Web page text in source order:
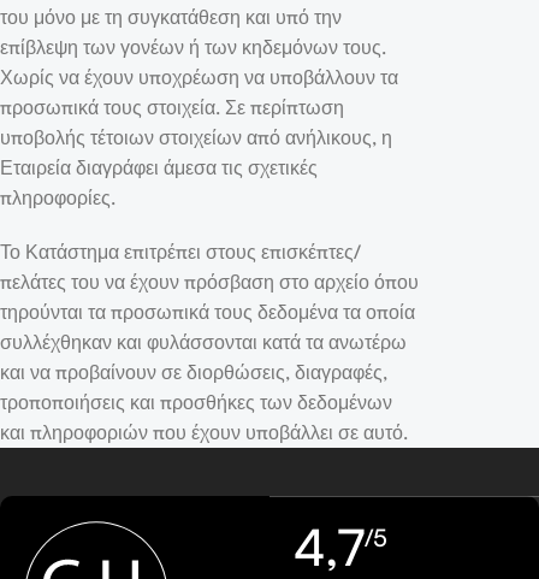
του μόνο με τη συγκατάθεση και υπό την
επίβλεψη των γονέων ή των κηδεμόνων τους.
Χωρίς να έχουν υποχρέωση να υποβάλλουν τα
προσωπικά τους στοιχεία. Σε περίπτωση
υποβολής τέτοιων στοιχείων από ανήλικους, η
Εταιρεία διαγράφει άμεσα τις σχετικές
πληροφορίες.
Το Κατάστημα επιτρέπει στους επισκέπτες/
πελάτες του να έχουν πρόσβαση στο αρχείο όπου
τηρούνται τα προσωπικά τους δεδομένα τα οποία
συλλέχθηκαν και φυλάσσονται κατά τα ανωτέρω
και να προβαίνουν σε διορθώσεις, διαγραφές,
τροποποιήσεις και προσθήκες των δεδομένων
και πληροφοριών που έχουν υποβάλλει σε αυτό.
4,7/5